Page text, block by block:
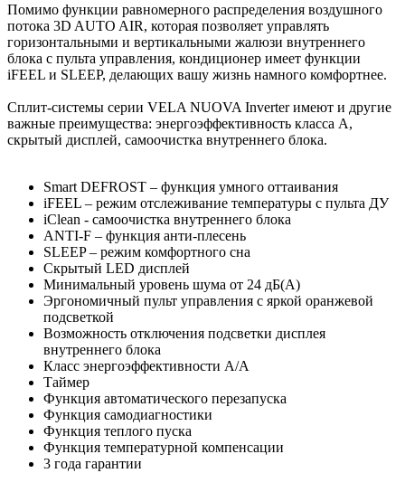
Помимо функции равномерного распределения воздушного
потока 3D AUTO AIR, которая позволяет управлять
горизонтальными и вертикальными жалюзи внутреннего
блока с пульта управления, кондиционер имеет функции
iFEEL и SLEEP, делающих вашу жизнь намного комфортнее.
Сплит-системы серии VELA NUOVA Inverter имеют и другие
важные преимущества: энергоэффективность класса А,
скрытый дисплей, самоочистка внутреннего блока.
Smart DEFROST – функция умного оттаивания
iFEEL – режим отслеживание температуры с пульта ДУ
iClean - cамоочистка внутреннего блока
ANTI-F – функция анти-плесень
SLEEP – режим комфортного сна
Скрытый LED дисплей
Минимальный уровень шума от 24 дБ(А)
Эргономичный пульт управления с яркой оранжевой
подсветкой
Возможность отключения подсветки дисплея
внутреннего блока
Класс энергоэффективности A/A
Таймер
Функция автоматического перезапуска
Функция самодиагностики
Функция теплого пуска
Функция температурной компенсации
3 года гарантии